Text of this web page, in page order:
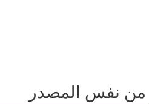
من نفس المصدر